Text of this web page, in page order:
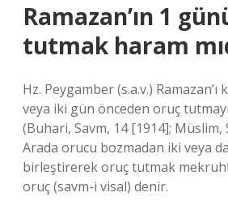
Ramazan’ın 1
tutmak haram
Hz. Peygamber (s.a.v.)
veya iki gün önceden oruç
(Buhari, Savm, 14 [1914]; Müslim,
Arada orucu bozmadan iki veya
birleştirerek oruç tutmak
oruç (savm-i visal) denir.